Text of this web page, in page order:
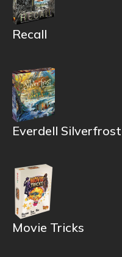
Recall
Everdell
Movie Tricks